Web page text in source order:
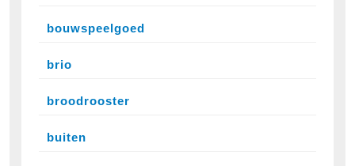
bouwspeelgoed
brio
broodrooster
buiten